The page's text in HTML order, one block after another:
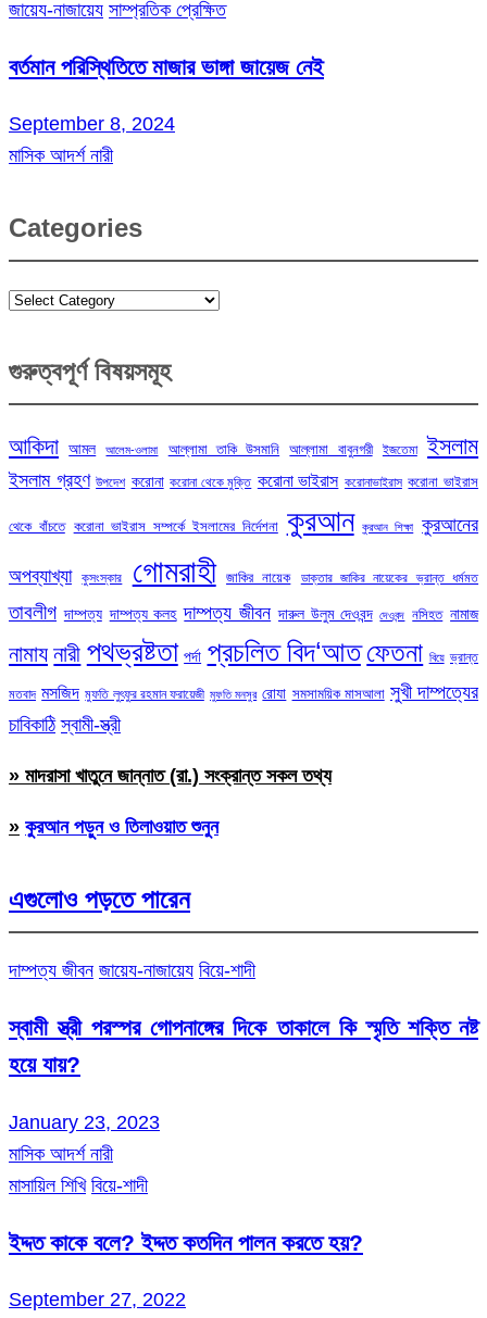
জায়েয-নাজায়েয সাম্প্রতিক প্রেক্ষিত
বর্তমান পরিস্থিতিতে মাজার ভাঙ্গা জায়েজ নেই
September 8, 2024
মাসিক আদর্শ নারী
Categories
Categories
গুরুত্বপূর্ণ বিষয়সমূহ
আকিদা আমল আলেম-ওলামা আল্লামা তাকি উসমানি আল্লামা বাবুনগরী ইজতেমা ইসলাম
ইসলাম গ্রহণ উপদেশ করোনা করোনা থেকে মুক্তি করোনা ভাইরাস করোনাভাইরাস করোনা ভাইরাস
থেকে বাঁচতে করোনা ভাইরাস সম্পর্কে ইসলামের নির্দেশনা কুরআন কুরআন শিক্ষা কুরআনের
অপব্যাখ্যা কুসংস্কার গোমরাহী জাকির নায়েক ডাক্তার জাকির নায়েকের ভ্রান্ত ধর্মমত
তাবলীগ দাম্পত্য দাম্পত্য কলহ দাম্পত্য জীবন দারুল উলুম দেওবন্দ দেওবন্দ নসিহত নামাজ
নামায নারী পথভ্রষ্টতা পর্দা প্রচলিত বিদ‘আত ফেতনা বিয়ে ভ্রান্ত
মতবাদ মসজিদ মুফতি লুৎফুর রহমান ফরায়েজী মুফতি মনসুর রোযা সমসাময়িক মাসআলা সুখী দাম্পত্যের
চাবিকাঠি স্বামী-স্ত্রী
» মাদরাসা খাতুনে জান্নাত (রা.) সংক্রান্ত সকল তথ্য
» কুরআন পড়ুন ও তিলাওয়াত শুনুন
এগুলোও পড়তে পারেন
দাম্পত্য জীবন জায়েয-নাজায়েয বিয়ে-শাদী
স্বামী স্ত্রী পরস্পর গোপনাঙ্গের দিকে তাকালে কি স্মৃতি শক্তি নষ্ট
হয়ে যায়?
January 23, 2023
মাসিক আদর্শ নারী
মাসায়িল শিখি বিয়ে-শাদী
ইদ্দত কাকে বলে? ইদ্দত কতদিন পালন করতে হয়?
September 27, 2022